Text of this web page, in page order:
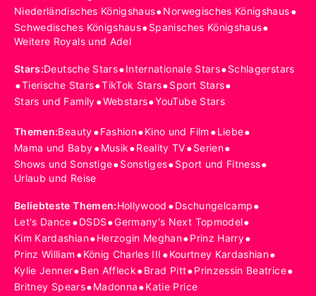
Niederländisches Königshaus•Norwegisches Königshaus•
Schwedisches Königshaus•Spanisches Königshaus•
Weitere Royals und Adel
Stars:Deutsche Stars•Internationale Stars•Schlagerstars
•Tierische Stars•TikTok Stars•Sport Stars•
Stars und Family•Webstars•YouTube Stars
Themen:Beauty•Fashion•Kino und Film •Liebe•
Mama und Baby•Musik•Reality TV•Serien•
Shows und Sonstige•Sonstiges•Sport und Fitness•
Urlaub und Reise
Beliebteste Themen:Hollywood •Dschungelcamp•
Let's Dance•DSDS•Germany's Next Topmodel•
Kim Kardashian•Herzogin Meghan•Prinz Harry•
Prinz William •König Charles III •Kourtney Kardashian•
Kylie Jenner•Ben Affleck•Brad Pitt•Prinzessin Beatrice•
Britney Spears•Madonna•Katie Price